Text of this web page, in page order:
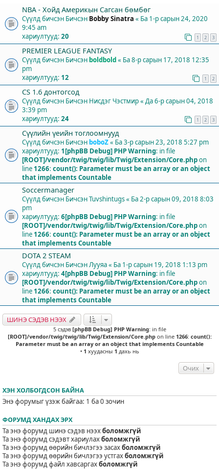
NBA - Хойд Америкын Сагсан бөмбөг
Сүүлд бичсэн Бичсэн Bobby Sinatra « Ба 1-р сарын 24, 2020
9:45 am
хариултууд: 20 1 2 3
PREMIER LEAGUE FANTASY
Сүүлд бичсэн Бичсэн boldbold« Ба 8-р сарын 17, 2018 12:35
pm
хариултууд: 12 1 2
СS 1.6 донтогсод
Сүүлд бичсэн Бичсэн Нисдэг Чэстмир« Да 6-р сарын 04, 2018
3:39 pm
хариултууд: 24 1 2 3
Сүүлийн үеийн тоглоомнууд
Сүүлд бичсэн Бичсэн boboZ« Ба 3-р сарын 23, 2018 5:27 pm
хариултууд: 1[phpBB Debug] PHP Warning: in file
[ROOT]/vendor/twig/twig/lib/Twig/Extension/Core.phpon
line 1266: count(): Parameter must be an array or an object
that implements Countable
Soccermanager
Сүүлд бичсэн БичсэнTuvshintugs« Ба 2-р сарын 09, 2018 8:03
pm
хариултууд: 6[phpBB Debug] PHP Warning: in file
[ROOT]/vendor/twig/twig/lib/Twig/Extension/Core.phpon
line 1266: count(): Parameter must be an array or an object
that implements Countable
DOTA 2 STEAM
Сүүлд бичсэн БичсэнЛууяа« Ба 1-р сарын 19, 2018 1:13 pm
хариултууд: 4[phpBB Debug] PHP Warning: in file
[ROOT]/vendor/twig/twig/lib/Twig/Extension/Core.phpon
line 1266: count(): Parameter must be an array or an object
that implements Countable
ШИНЭ СЭДЭВ НЭЭХ
5 сэдэв [phpBB Debug] PHP Warning: in file
[ROOT]/vendor/twig/twig/lib/Twig/Extension/Core.phpon line 1266: count():
Parameter must be an array or an object that implements Countable
• 1 хуудасны 1 дахь нь
Очих
ХЭН ХОЛБОГДСОН БАЙНА
Энэ форумыг үзэж байгаа: 1 ба 0 зочин
ФОРУМД ХАНДАХ ЭРХ
Та энэ форумд шинэ сэдэв нээхболомжгүй
Та энэ форумд сэдэвт хариулахболомжгүй
Та энэ форумд өөрийн бичлэгээ засахболомжгүй
Та энэ форумд өөрийн бичлэгээ устгахболомжгүй
Та энэ форумд файл хавсаргахболомжгүй